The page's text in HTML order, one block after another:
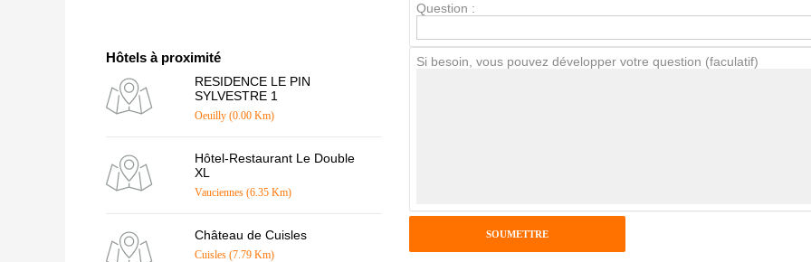
Hôtels à proximité
RESIDENCE LE PIN
SYLVESTRE 1
Oeuilly (0.00 Km)
Hôtel-Restaurant Le Double
XL
Vauciennes (6.35 Km)
Château de Cuisles
Cuisles (7.79 Km)
Avis Clients
Antispam - Combien font 7x4 (en chiffres) :
Question :
Si besoin, vous pouvez développer votre question (faculatif)